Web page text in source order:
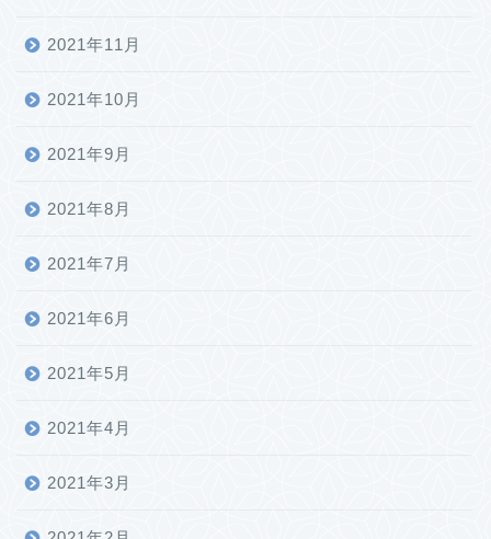
2021年11月
2021年10月
2021年9月
2021年8月
2021年7月
2021年6月
2021年5月
2021年4月
2021年3月